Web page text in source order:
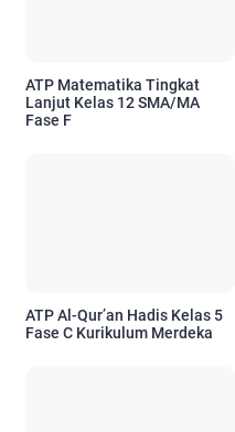
ATP Matematika Tingkat
Lanjut Kelas 12 SMA/MA
Fase F
ATP Al-Qur’an Hadis Kelas 5
Fase C Kurikulum Merdeka